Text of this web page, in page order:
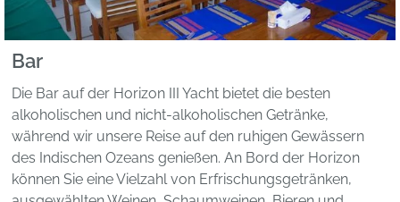
Bar
Die Bar auf der Horizon III Yacht bietet die besten
alkoholischen und nicht-alkoholischen Getränke,
während wir unsere Reise auf den ruhigen Gewässern
des Indischen Ozeans genießen. An Bord der Horizon
können Sie eine Vielzahl von Erfrischungsgetränken,